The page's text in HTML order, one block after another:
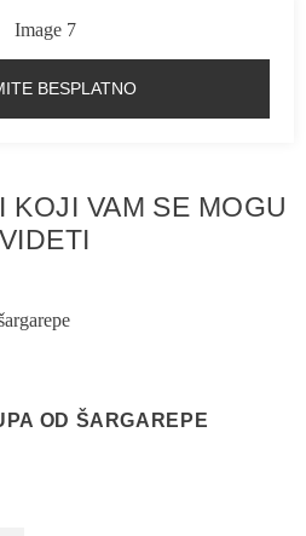
BESPLATNO
KOJI VAM SE MOGU
OD ŠARGAREPE